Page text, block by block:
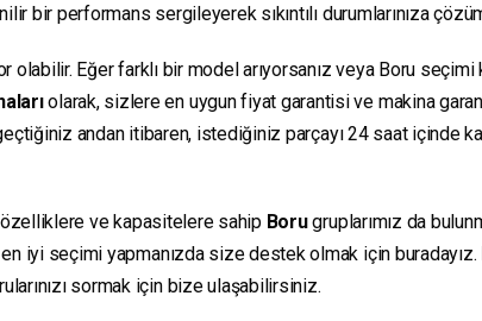
bir performans sergileyerek sıkıntılı durumlarınıza
olabilir. Eğer farklı bir model arıyorsanız veya Boru
olarak, sizlere en uygun fiyat garantisi ve makina
andan itibaren, istediğiniz parçayı 24 saat içinde
özelliklere ve kapasitelere sahip Borugruplarımız da
en iyi seçimi yapmanızda size destek olmak için buradayız.
sormak için bize ulaşabilirsiniz.